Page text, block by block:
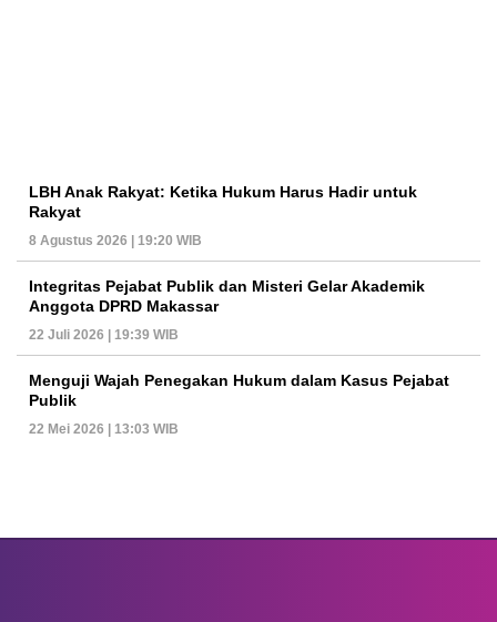
LBH Anak Rakyat: Ketika Hukum Harus Hadir untuk
Rakyat
8 Agustus 2026 | 19:20 WIB
Integritas Pejabat Publik dan Misteri Gelar Akademik
Anggota DPRD Makassar
22 Juli 2026 | 19:39 WIB
Menguji Wajah Penegakan Hukum dalam Kasus Pejabat
Publik
22 Mei 2026 | 13:03 WIB